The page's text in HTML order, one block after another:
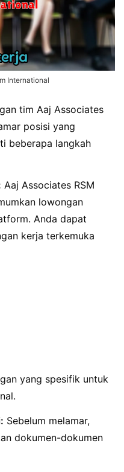
International
tim Aaj Associates
posisi yang
beberapa langkah
Aaj Associates RSM
lowongan
Anda dapat
kerja terkemuka
yang spesifik untuk
Sebelum melamar,
dokumen-dokumen